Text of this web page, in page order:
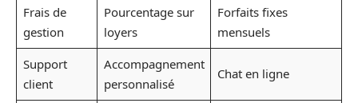
Frais de
gestion
Pourcentage sur
loyers
Forfaits fixes
mensuels
Support
client
Accompagnement
personnalisé
Chat en ligne